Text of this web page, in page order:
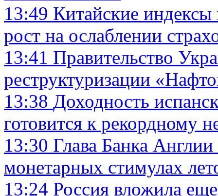
13:49 Китайские
рост на ослаблении
13:41 Правительство
реструктуризации
13:38 Доходность
готовится к рекордному
13:30 Глава Банка
монетарных стимулах
13:24 Россия вложила